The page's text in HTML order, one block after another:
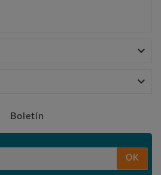


Boletín
OK